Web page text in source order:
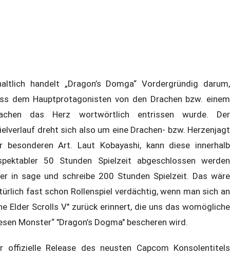
handelt „Dragon’s Domga“ Vordergründig darum,
dem Hauptprotagonisten von den Drachen bzw. einem
das Herz wortwörtlich entrissen wurde. Der
dreht sich also um eine Drachen- bzw. Herzenjagt
besonderen Art. Laut Kobayashi, kann diese innerhalb
50 Stunden Spielzeit abgeschlossen werden
in sage und schreibe 200 Stunden Spielzeit. Das wäre
fast schon Rollenspiel verdächtig, wenn man sich an
Elder Scrolls V" zurück erinnert, die uns das womögliche
Monster“ "Dragon’s Dogma" bescheren wird.
offizielle Release des neusten Capcom Konsolentitels